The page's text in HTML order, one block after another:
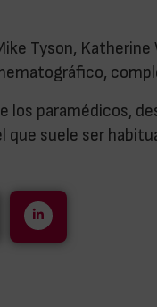
Tyson, Katherine
los paramédicos,
suele ser